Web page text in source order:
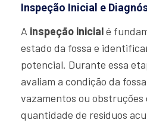
Inspeção Inicial e
A inspeção inicialé
estado da fossa e
potencial. Durante essa
avaliam a condição da
vazamentos ou obstruções
quantidade de resíduos